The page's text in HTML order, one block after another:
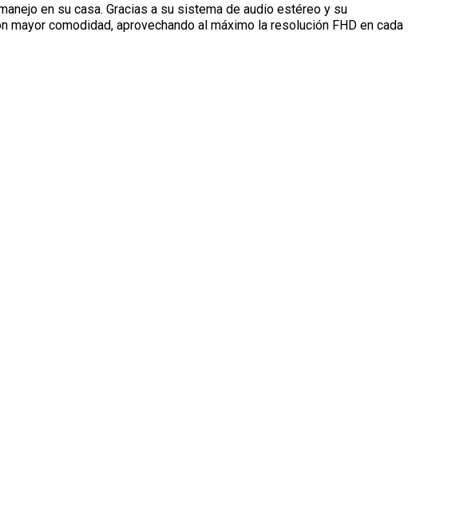
en su casa. Gracias a su sistema de audio estéreo y su
comodidad, aprovechando al máximo la resolución FHD en cada